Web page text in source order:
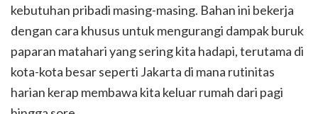
kebutuhan pribadi masing-masing. Bahan ini bekerja
dengan cara khusus untuk mengurangi dampak buruk
paparan matahari yang sering kita hadapi, terutama di
kota-kota besar seperti Jakarta di mana rutinitas
harian kerap membawa kita keluar rumah dari pagi